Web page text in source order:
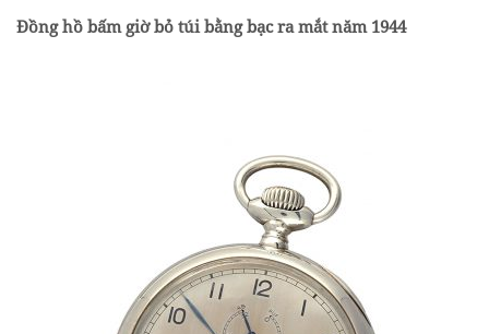
Đồng hồ bấm giờ bỏ túi bằng bạc ra mắt năm 1944